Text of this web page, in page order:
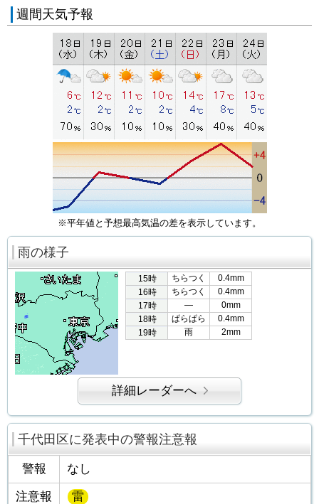
週間天気予報
※平年値と予想最高気温の差を表示しています。
雨の様子
15時 ちらつく
0.4mm
16時
ちらつく
0.4mm
17時
―
0mm
18時
ぱらぱら
0.4mm
19時
雨 2mm
詳細レーダーへ
千代田区に発表中の警報注意報
警報 なし
注意報 雷